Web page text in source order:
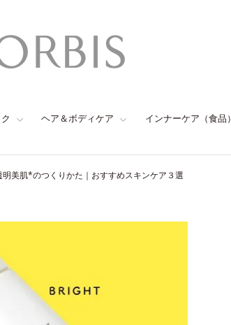
ヘア＆ボディケア インナーケア（食品）
明美肌*のつくりかた｜おすすめスキンケア３選